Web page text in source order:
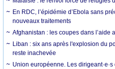
En RDC, l’épidémie d’Ebola sans
nouveaux traitements
Afghanistan : les coupes dans l’aide
Liban : six ans après l'explosion du
reste inachevée
Union européenne. Les